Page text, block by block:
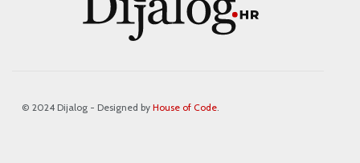
© 2024 Dijalog - Designed by House of Code